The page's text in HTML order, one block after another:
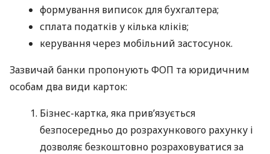
формування виписок для бухгалтера;
сплата податків у кілька кліків;
керування через мобільний застосунок.
Зазвичай банки пропонують ФОП та юридичним
особам два види карток:
Бізнес-картка, яка прив’язується
безпосередньо до розрахункового рахунку і
дозволяє безкоштовно розраховуватися за